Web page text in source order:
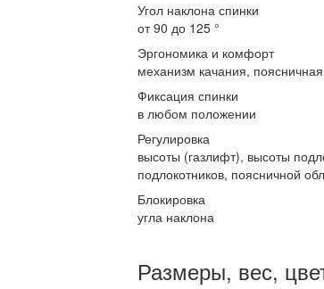
Угол наклона спинки
от 90 до 125 °
Эргономика и комфорт
механизм качания,
Фиксация спинки
в любом положении
Регулировка
высоты (газлифт), высоты
подлокотников, поясничной
Блокировка
угла наклона
Размеры, вес,